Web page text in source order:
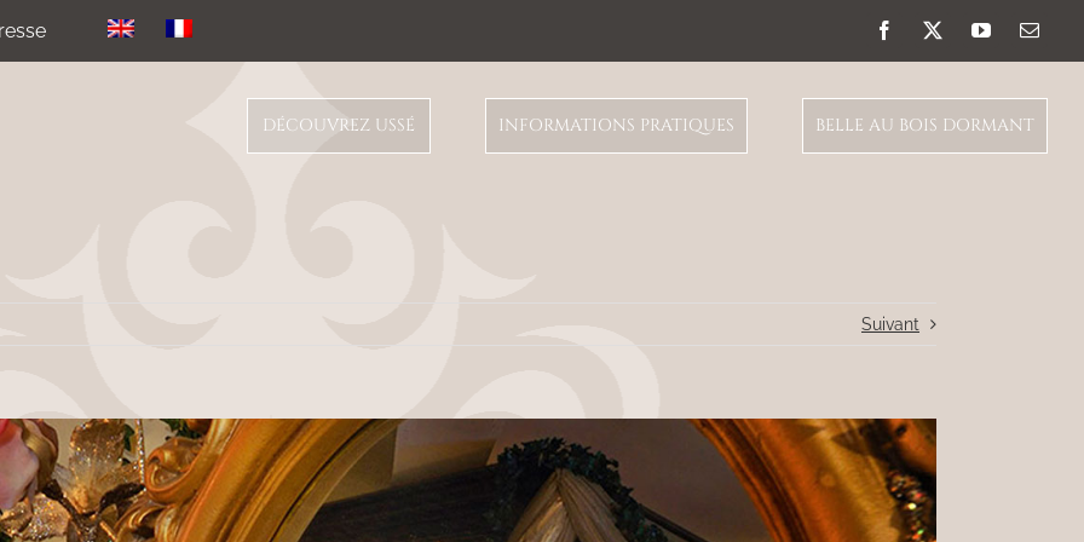
Facebook
X YouTubeEmail
DÉCOUVREZ USSÉ INFORMATIONS PRATIQUES BELLE AU BOIS DORMANT
Suivant